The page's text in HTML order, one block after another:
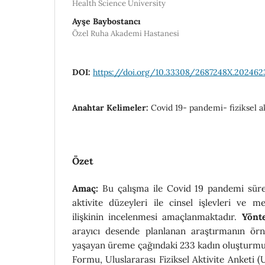
Health Science University
Ayşe Baybostancı
Özel Ruha Akademi Hastanesi
DOI: https://doi.org/10.33308/
Anahtar Kelimeler: Covid 19- pandemi- fiziksel
Özet
Amaç: Bu çalışma ile Covid 19 pandemi
aktivite düzeyleri ile cinsel işlevleri ve
ilişkinin incelenmesi amaçlanmaktadır.
arayıcı desende planlanan araştırmanın
yaşayan üreme çağındaki 233 kadın
Formu, Uluslararası Fiziksel Aktivite Anketi